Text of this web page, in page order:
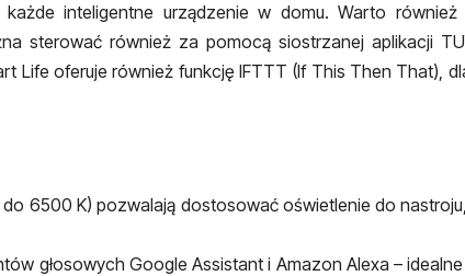
każde inteligentne urządzenie w domu.Warto również
sterować również za pomocą siostrzanej aplikacji
Life oferuje również funkcję IFTTT (If This Then That),
6500 K) pozwalają dostosować oświetlenie do
głosowych Google Assistant i Amazon Alexa –